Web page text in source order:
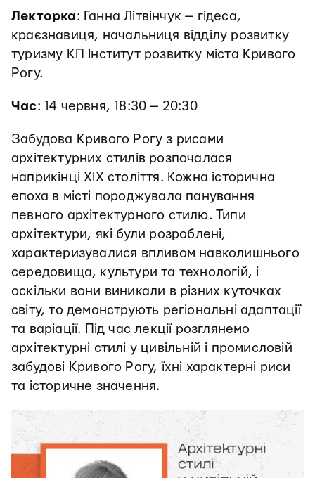
Лекторка: Ганна Літвінчук — гідеса,
краєзнавиця, начальниця відділу розвитку
туризму КП Інститут розвитку міста Кривого
Рогу.
Час: 14 червня, 18:30 — 20:30
Забудова Кривого Рогу з рисами
архітектурних стилів розпочалася
наприкінці ХІХ століття. Кожна історична
епоха в місті породжувала панування
певного архітектурного стилю. Типи
архітектури, які були розроблені,
характеризувалися впливом навколишнього
середовища, культури та технологій, і
оскільки вони виникали в різних куточках
світу, то демонструють регіональні адаптації
та варіації. Під час лекції розглянемо
архітектурні стилі у цивільній і промисловій
забудові Кривого Рогу, їхні характерні риси
та історичне значення.